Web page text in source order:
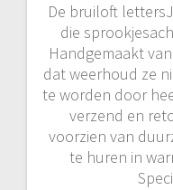
De bruiloft
die
Handgemaakt
dat weerhoud ze
te worden door
verzend en
voorzien van
te huren in